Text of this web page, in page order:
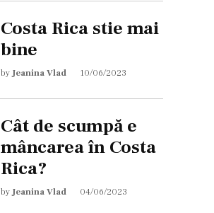
Costa Rica stie mai
bine
by Jeanina Vlad 10/06/2023
Cât de scumpă e
mâncarea în Costa
Rica?
by Jeanina Vlad 04/06/2023